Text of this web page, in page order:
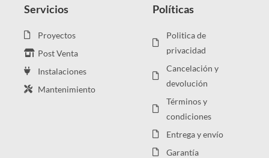
Servicios
Proyectos
Post Venta
Instalaciones
Mantenimiento
Políticas
Politica de
privacidad
Cancelación y
devolución
Términos y
condiciones
Entrega y envío
Garantía